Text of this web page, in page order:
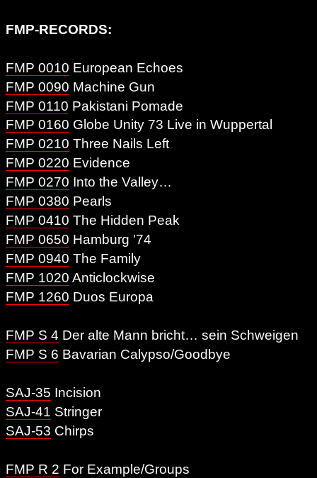
FMP-RECORDS:
FMP 0010 European Echoes
FMP 0090 Machine Gun
FMP 0110 Pakistani Pomade
FMP 0160 Globe Unity 73 Live in Wuppertal
FMP 0210 Three Nails Left
FMP 0220 Evidence
FMP 0270 Into the Valley…
FMP 0380 Pearls
FMP 0410 The Hidden Peak
FMP 0650 Hamburg '74
FMP 0940 The Family
FMP 1020 Anticlockwise
FMP 1260 Duos Europa
FMP S 4 Der alte Mann bricht… sein Schweigen
FMP S 6 Bavarian Calypso/Goodbye
SAJ-35 Incision
SAJ-41 Stringer
SAJ-53 Chirps
FMP R 2 For Example/Groups